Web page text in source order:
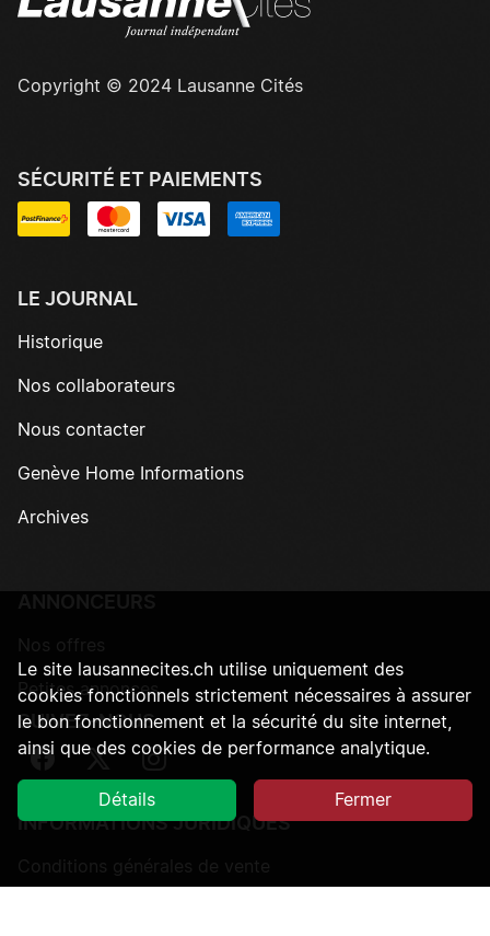
Copyright © 2024 Lausanne Cités
SÉCURITÉ ET PAIEMENTS
LE JOURNAL
Historique
Nos collaborateurs
Nous contacter
Genève Home Informations
Archives
Petites annonces
SUIVEZ-NOUS
Suivez-nous sur Facebook
Suivez-nous sur Twitter
Suivez-nous sur Instagram
INFORMATIONS JURIDIQUES
Le site lausannecites.ch utilise uniquement des
cookies fonctionnels strictement nécessaires à assurer
le bon fonctionnement et la sécurité du site internet,
ainsi que des cookies de performance analytique.
Détails Fermer